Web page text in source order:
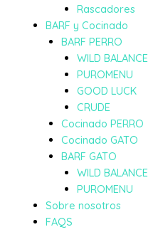
Rascadores
BARF y Cocinado
BARF PERRO
WILD BALANCE
PUROMENU
GOOD LUCK
CRUDE
Cocinado PERRO
Cocinado GATO
BARF GATO
WILD BALANCE
PUROMENU
Sobre nosotros
FAQS